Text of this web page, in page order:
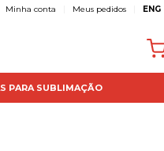
Minha conta Meus pedidos ENG
PARA SUBLIMAÇÃO